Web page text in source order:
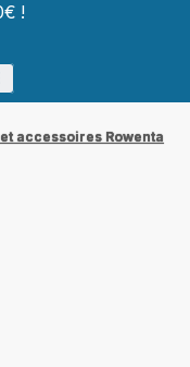
!
accessoires Rowenta